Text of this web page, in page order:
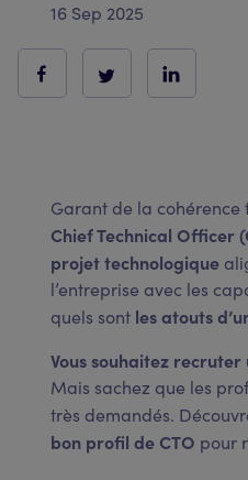
16 Sep 2025
Garant de la cohérence
Chief Technical Officer
projet technologique
l’entreprise avec les
quels sont les atouts
Vous souhaitez recruter
Mais sachez que les
très demandés.
bon profil de CTO pour